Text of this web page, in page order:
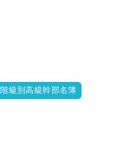
階級別高級幹部名簿